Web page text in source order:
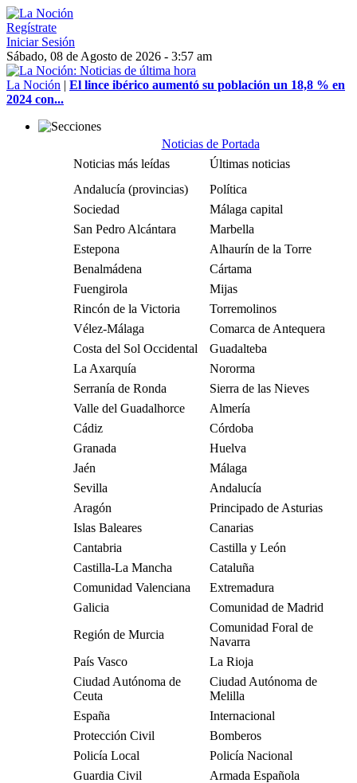
Regístrate
Iniciar Sesión
Sábado, 08 de Agosto de 2026 - 3:57 am
La Noción | El lince ibérico aumentó su población un 18,8 % en
2024 con...
Noticias de Portada
Noticias más leídas
Últimas noticias
Andalucía (provincias)
Política
Sociedad
Málaga capital
San Pedro Alcántara
Marbella
Estepona
Alhaurín de la Torre
Benalmádena
Cártama
Fuengirola
Mijas
Rincón de la Victoria
Torremolinos
Vélez-Málaga
Comarca de Antequera
Costa del Sol Occidental
Guadalteba
La Axarquía
Nororma
Serranía de Ronda
Sierra de las Nieves
Valle del Guadalhorce
Almería
Cádiz
Córdoba
Granada
Huelva
Jaén
Málaga
Sevilla
Andalucía
Aragón
Principado de Asturias
Islas Baleares
Canarias
Cantabria
Castilla y León
Castilla-La Mancha
Cataluña
Comunidad Valenciana
Extremadura
Galicia
Comunidad de Madrid
Región de Murcia
Comunidad Foral de
Navarra
País Vasco
La Rioja
Ciudad Autónoma de
Ceuta
Ciudad Autónoma de
Melilla
España
Internacional
Protección Civil
Bomberos
Policía Local
Policía Nacional
Guardia Civil
Armada Española